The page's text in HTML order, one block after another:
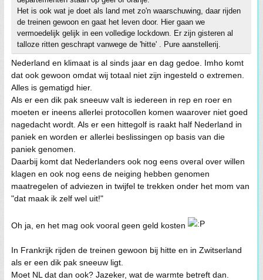
Het is ook wat je doet als land met zo'n waarschuwing, daar rijden
de treinen gewoon en gaat het leven door. Hier gaan we
vermoedelijk gelijk in een volledige lockdown. Er zijn gisteren al
talloze ritten geschrapt vanwege de 'hitte' . Pure aanstellerij.
Nederland en klimaat is al sinds jaar en dag gedoe. Imho komt
dat ook gewoon omdat wij totaal niet zijn ingesteld o extremen.
Alles is gematigd hier.
Als er een dik pak sneeuw valt is iedereen in rep en roer en
moeten er ineens allerlei protocollen komen waarover niet goed
nagedacht wordt. Als er een hittegolf is raakt half Nederland in
paniek en worden er allerlei beslissingen op basis van die
paniek genomen.
Daarbij komt dat Nederlanders ook nog eens overal over willen
klagen en ook nog eens de neiging hebben genomen
maatregelen of adviezen in twijfel te trekken onder het mom van
"dat maak ik zelf wel uit!"
Oh ja, en het mag ook vooral geen geld kosten
In Frankrijk rijden de treinen gewoon bij hitte en in Zwitserland
als er een dik pak sneeuw ligt.
Moet NL dat dan ook? Jazeker, wat de warmte betreft dan.